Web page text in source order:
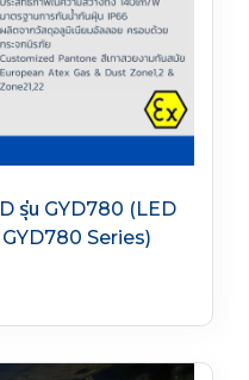
รุ่น GYD780 (LED
Series)